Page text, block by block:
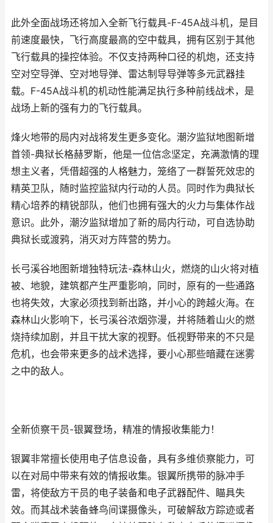
此外全面战场还将加入全新飞行载具-F-45A战斗机，是目
前速度最快，飞行高度最高的空中载具，拥有区别于其他
飞行载具的操控体验。不仅支持两种口径的机炮，还支持
空对空导弹、空对地导弹、雷达制导导弹等多元武器挂
载。F-45A战斗机的机动性能满足执行多种前线战术，是
战场上新的强有力的飞行载具。
烽火地带的局内对战将发生更多变化。潮汐监狱地图新增
首领-典狱长格赫罗斯，他是一位信念坚定，充满激情的理
想主义者，凭借超强的人格魅力，笼络了一群誓死效忠的
精英卫队，随时监控监狱内行动的人员。同时作为典狱长
精心培养的精锐部队，他们也拥有强大的火力与集体作战
意识。此外，潮汐监狱增加了新的局内行动，可自选协助
典狱长或渡鸦，消灭对方阵营的势力。
长弓溪谷地图新增独特玩法-森林山火，燃烧的山火将对植
被、地貌，建筑都产生严重影响，同时，原有的一些通路
也将失效，大家必须找到新出路，并小心的跨越火海。在
森林山火影响下，长弓溪谷浓烟弥漫，并将随着山火的燃
烧持续加剧，并且干扰大家的视野。低视野带来的不只是
危机，也会带来更多的战术选择，要小心那些暗藏在迷雾
之中的敌人。
全新侦察干员-银翼登场，精准的情报收集能力！
银翼非常擅长使用电子信息设备，具有多维侦察能力，可
以在对局中带来有效的情报收集。银翼所携带的脉冲手
雷，将使敌方干员的电子装备和电子武器配件、瞄具失
效。而其战术装备蜂鸟间谍摄像头，可破解敌方踪迹或者